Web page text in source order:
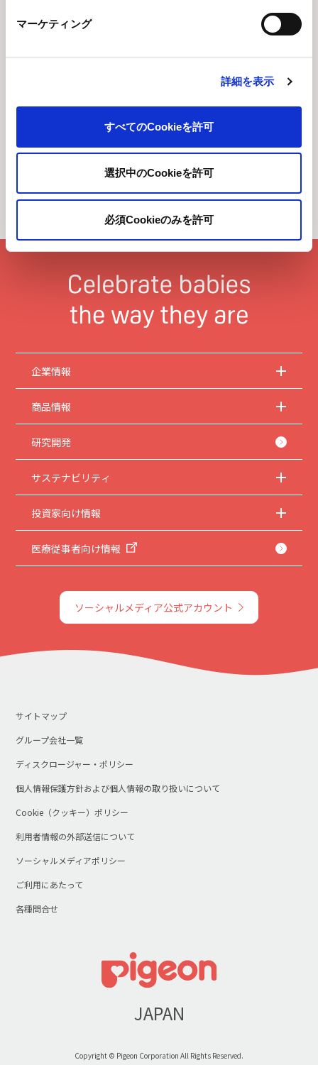
マーケティング
詳細を表示
すべてのCookieを許可
選択中のCookieを許可
必須Cookieのみを許可
Global Links
ホーム 企業情報
会社概要
ピジョンの名前由来・ロゴについて
企業情報
商品情報
研究開発
サステナビリティ
投資家向け情報
医療従事者向け情報
ソーシャルメディア公式アカウント
サイトマップ
グループ会社一覧
ディスクロージャー・ポリシー
個人情報保護方針および個人情報の取り扱いについて
Cookie（クッキー）ポリシー
利用者情報の外部送信について
ソーシャルメディアポリシー
ご利用にあたって
各種問合せ
JAPAN
Copyright © Pigeon Corporation All Rights Reserved.